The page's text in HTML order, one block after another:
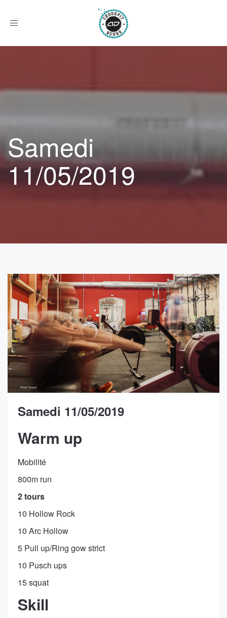
Afficher
Samedi
11/05/2019
Samedi 11/05/2019
Warm up
Mobilité
800m run
2 tours
10 Hollow Rock
10 Arc Hollow
5 Pull up/Ring gow strict
10 Pusch ups
15 squat
Skill